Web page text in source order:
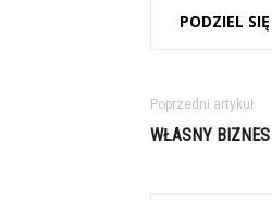
PODZIEL SIĘ
Poprzedni artykuł
WŁASNY BIZNES